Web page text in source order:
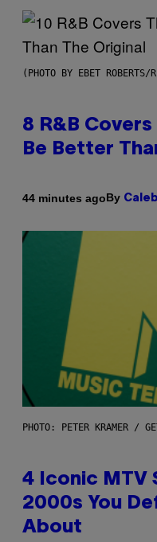
(PHOTO BY EBET ROBERTS/
8 R&B
Be Better
44 minutes agoBy
PHOTO: PETER KRAMER /
4 Iconic MTV
2000s You
About